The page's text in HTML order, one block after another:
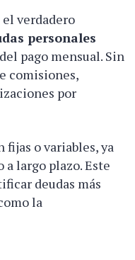
verdadero
personales
pago mensual. Sin
comisiones,
por
fijas o variables, ya
a largo plazo. Este
deudas más
la